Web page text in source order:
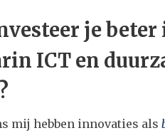
je beter
ICT en
mij hebben innovaties als